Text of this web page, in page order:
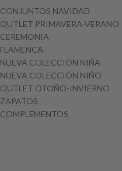
CONJUNTOS NAVIDAD
OUTLET PRIMAVERA-VERANO
CEREMONIA
FLAMENCA
NUEVA COLECCIÓN NIÑA
NUEVA COLECCIÓN NIÑO
OUTLET OTOÑO-INVIERNO
ZAPATOS
COMPLEMENTOS